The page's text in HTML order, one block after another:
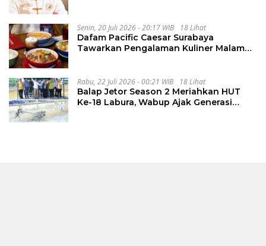
Senin, 20 Juli 2026 - 20:17 WIB 18 Lihat
Dafam Pacific Caesar Surabaya
Tawarkan Pengalaman Kuliner Malam
Rabu, 22 Juli 2026 - 00:21 WIB 18 Lihat
Balap Jetor Season 2 Meriahkan HUT
Ke-18 Labura, Wabup Ajak Generasi